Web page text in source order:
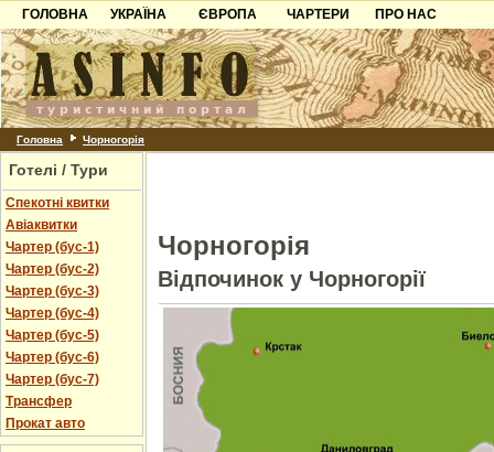
ГОЛОВНА
УКРАЇНА
Карпати
Азов
Причорноморря
Шацьк
ЄВРОПА
Чорногорія
Хорватія
Болгарія
ЧАРТЕРИ
ПРО НАС
Контакти
Партнерам
Додати готель
Головна Чорногорія
Готелі / Тури
Спекотні квитки
Авіаквитки
Чартер (бус-1)
Чартер (бус-2)
Чартер (бус-3)
Чартер (бус-4)
Чартер (бус-5)
Чартер (бус-6)
Чартер (бус-7)
Трансфер
Прокат авто
Чорногорія
Відпочинок у Чорногорії